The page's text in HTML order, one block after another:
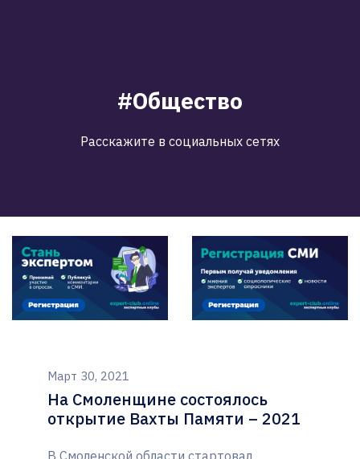
#Общество
Расскажите в социальных сетях
Март 30, 2021
На Смоленщине состоялось
открытие Вахты Памяти – 2021